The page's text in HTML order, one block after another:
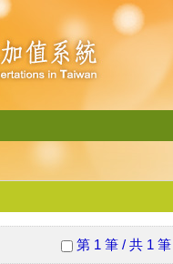
第 1 筆 / 共 1 筆